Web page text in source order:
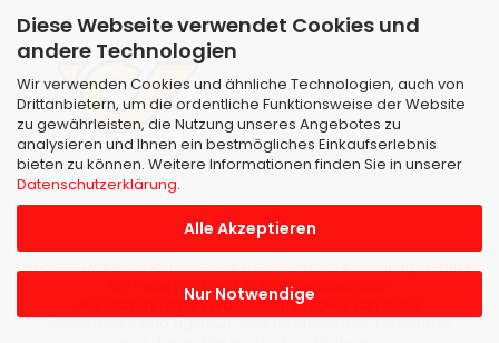
Diese Webseite verwendet Cookies und
andere Technologien
Wir verwenden Cookies und ähnliche Technologien, auch von
Drittanbietern, um die ordentliche Funktionsweise der Website
zu gewährleisten, die Nutzung unseres Angebotes zu
analysieren und Ihnen ein bestmögliches Einkaufserlebnis
bieten zu können. Weitere Informationen finden Sie in unserer
Datenschutzerklärung.
Alle Akzeptieren
Nur Notwendige
Shopsoftwareby Gambio.de © 2026 | Template vonJungCreative.
Alle Preise inkl. MwSt. & zzgl. Versandkosten
Alle Markennamen, Warenzeichen sowie sämtliche
Produktbilder sind Eigentum Ihrer rechtmäßigen Eigentümer